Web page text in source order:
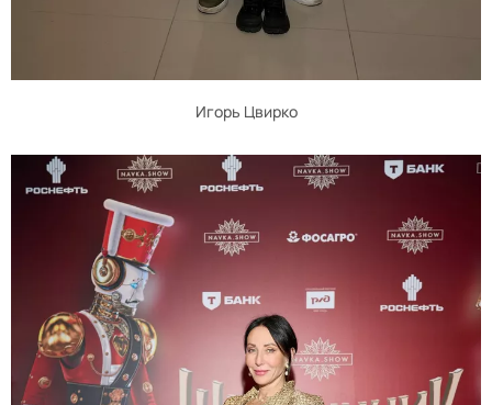
Игорь Цвирко